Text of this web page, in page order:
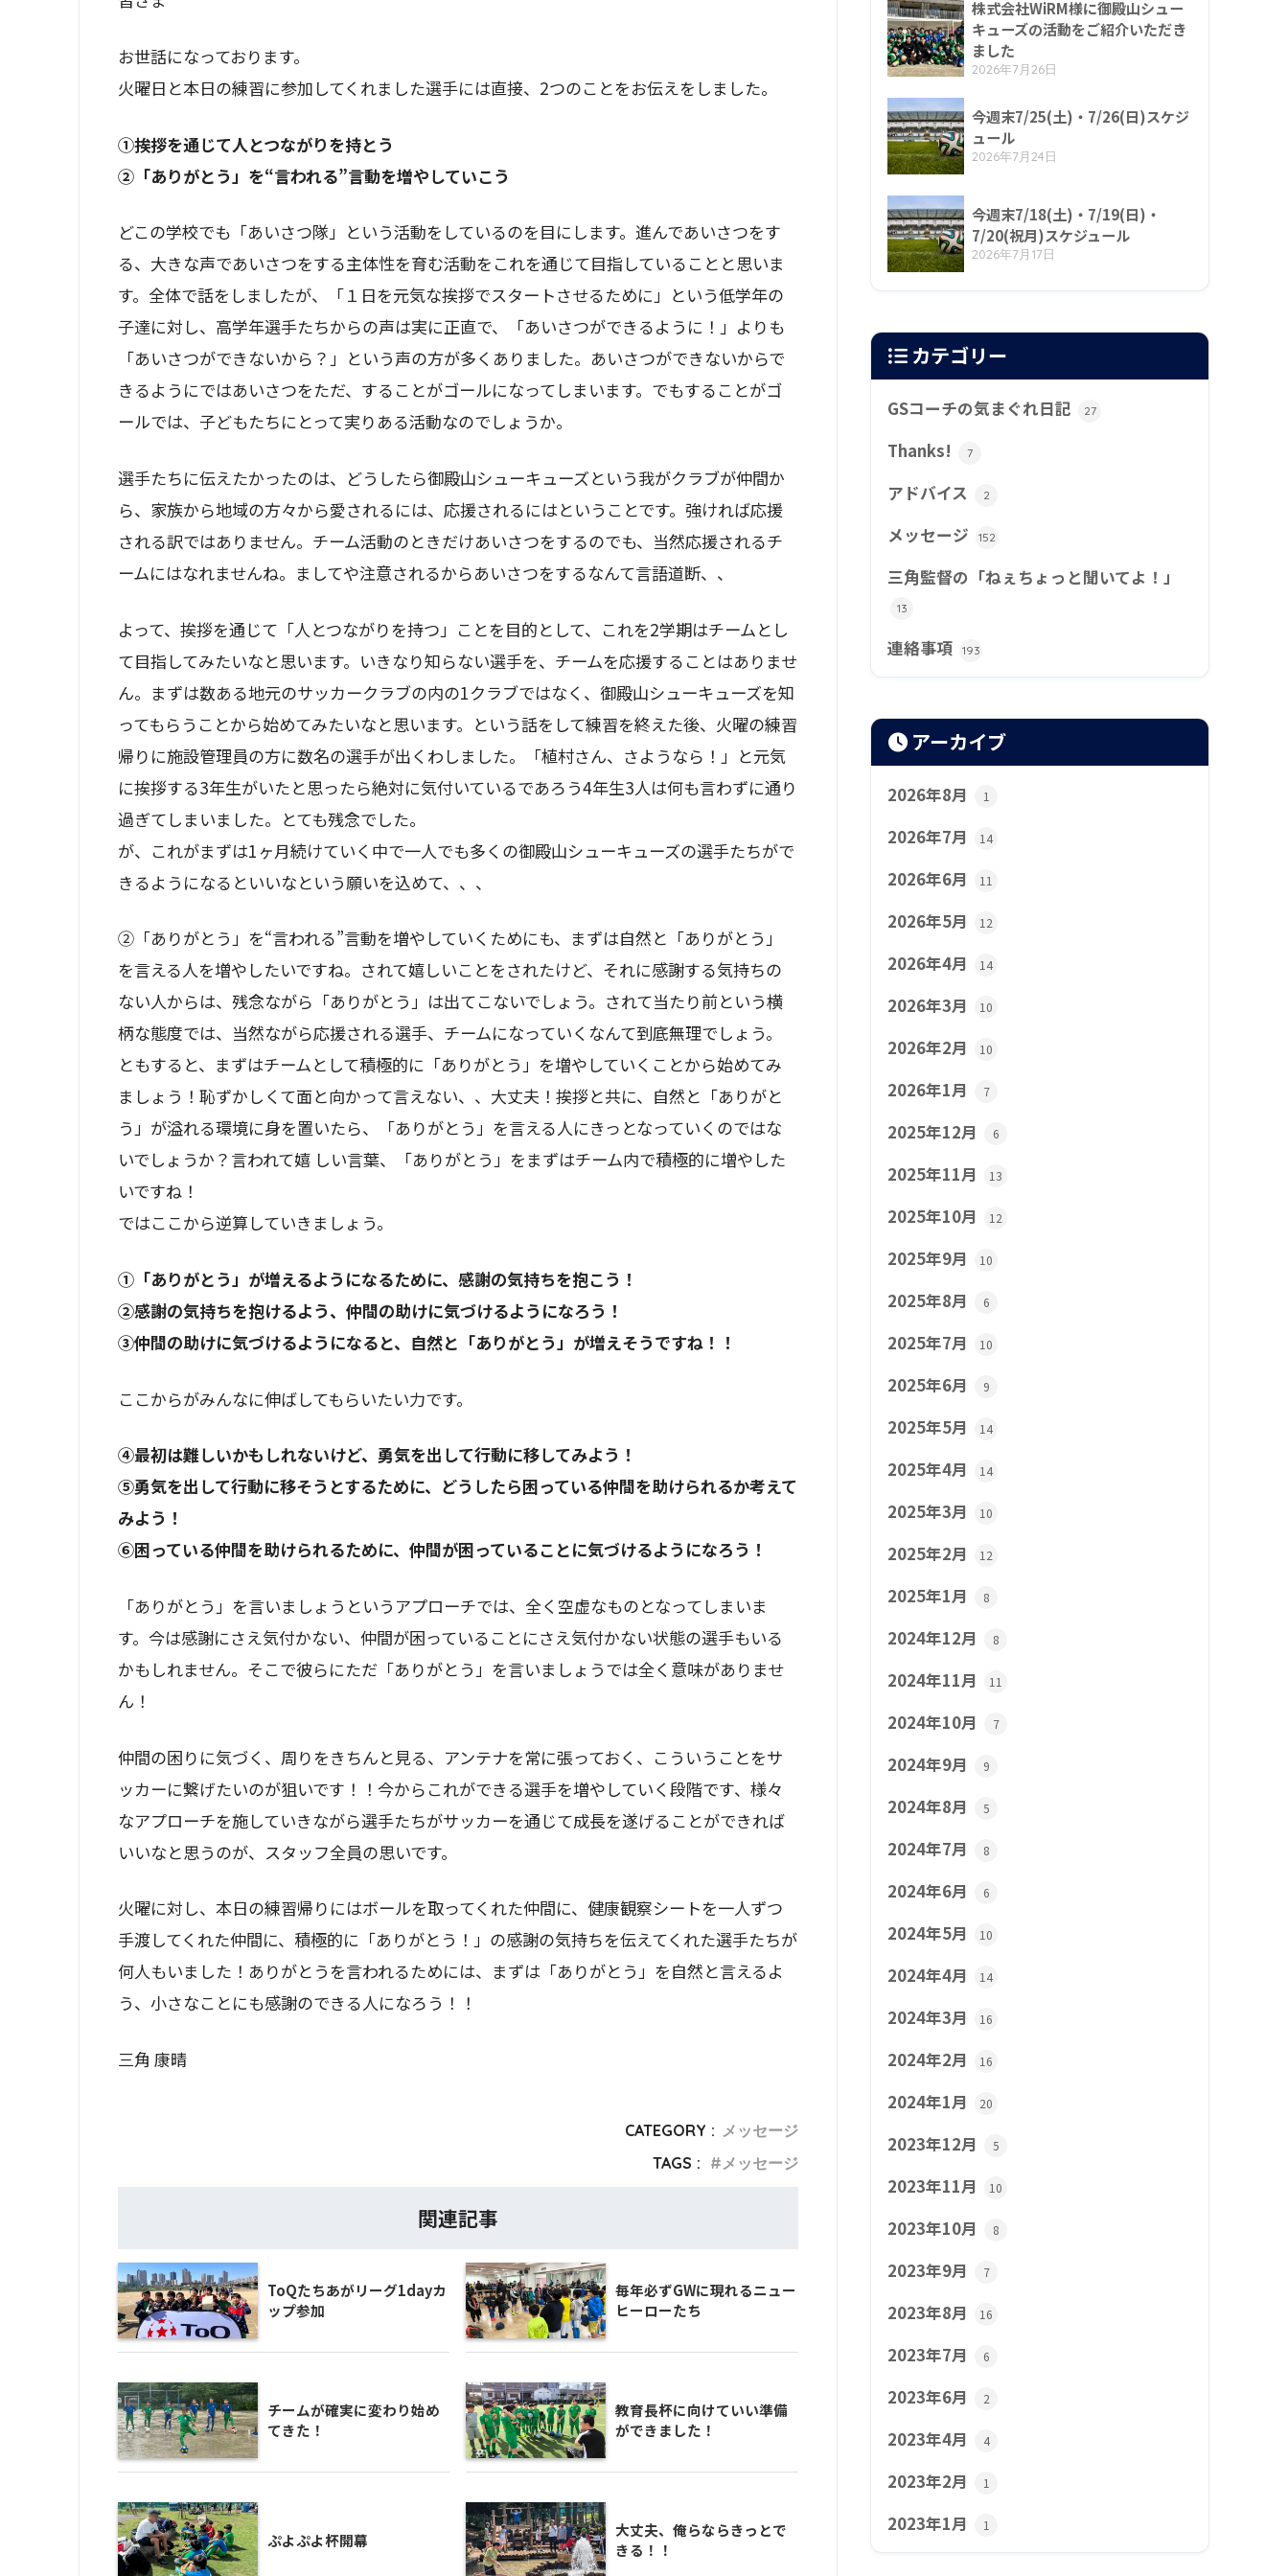
お世話になっております。
火曜日と本日の練習に参加してくれました選手には直接、2つのことをお伝えをしました。
①挨拶を通じて人とつながりを持とう
②「ありがとう」を“言われる”言動を増やしていこう
どこの学校でも「あいさつ隊」という活動をしているのを目にします。進んであいさつをす
る、大きな声であいさつをする主体性を育む活動をこれを通じて目指していることと思いま
す。全体で話をしましたが、「１日を元気な挨拶でスタートさせるために」という低学年の
子達に対し、高学年選手たちからの声は実に正直で、「あいさつができるように！」よりも
「あいさつができないから？」という声の方が多くありました。あいさつができないからで
きるようにではあいさつをただ、することがゴールになってしまいます。でもすることがゴ
ールでは、子どもたちにとって実りある活動なのでしょうか。
選手たちに伝えたかったのは、どうしたら御殿山シューキューズという我がクラブが仲間か
ら、家族から地域の方々から愛されるには、応援されるにはということです。強ければ応援
される訳ではありません。チーム活動のときだけあいさつをするのでも、当然応援されるチ
ームにはなれませんね。ましてや注意されるからあいさつをするなんて言語道断、、
よって、挨拶を通じて「人とつながりを持つ」ことを目的として、これを2学期はチームとし
て目指してみたいなと思います。いきなり知らない選手を、チームを応援することはありませ
ん。まずは数ある地元のサッカークラブの内の1クラブではなく、御殿山シューキューズを知
ってもらうことから始めてみたいなと思います。という話をして練習を終えた後、火曜の練習
帰りに施設管理員の方に数名の選手が出くわしました。「植村さん、さようなら！」と元気
に挨拶する3年生がいたと思ったら絶対に気付いているであろう4年生3人は何も言わずに通り
過ぎてしまいました。とても残念でした。
が、これがまずは1ヶ月続けていく中で一人でも多くの御殿山シューキューズの選手たちがで
きるようになるといいなという願いを込めて、、、
②「ありがとう」を“言われる”言動を増やしていくためにも、まずは自然と「ありがとう」
を言える人を増やしたいですね。されて嬉しいことをされたけど、それに感謝する気持ちの
ない人からは、残念ながら「ありがとう」は出てこないでしょう。されて当たり前という横
柄な態度では、当然ながら応援される選手、チームになっていくなんて到底無理でしょう。
ともすると、まずはチームとして積極的に「ありがとう」を増やしていくことから始めてみ
ましょう！恥ずかしくて面と向かって言えない、、大丈夫！挨拶と共に、自然と「ありがと
う」が溢れる環境に身を置いたら、「ありがとう」を言える人にきっとなっていくのではな
いでしょうか？言われて嬉 しい言葉、「ありがとう」をまずはチーム内で積極的に増やした
いですね！
ではここから逆算していきましょう。
①「ありがとう」が増えるようになるために、感謝の気持ちを抱こう！
②感謝の気持ちを抱けるよう、仲間の助けに気づけるようになろう！
③仲間の助けに気づけるようになると、自然と「ありがとう」が増えそうですね！！
ここからがみんなに伸ばしてもらいたい力です。
④最初は難しいかもしれないけど、勇気を出して行動に移してみよう！
⑤勇気を出して行動に移そうとするために、どうしたら困っている仲間を助けられるか考えて
みよう！
⑥困っている仲間を助けられるために、仲間が困っていることに気づけるようになろう！
「ありがとう」を言いましょうというアプローチでは、全く空虚なものとなってしまいま
す。今は感謝にさえ気付かない、仲間が困っていることにさえ気付かない状態の選手もいる
かもしれません。そこで彼らにただ「ありがとう」を言いましょうでは全く意味がありませ
ん！
仲間の困りに気づく、周りをきちんと見る、アンテナを常に張っておく、こういうことをサ
ッカーに繋げたいのが狙いです！！今からこれができる選手を増やしていく段階です、様々
なアプローチを施していきながら選手たちがサッカーを通じて成長を遂げることができれば
いいなと思うのが、スタッフ全員の思いです。
火曜に対し、本日の練習帰りにはボールを取ってくれた仲間に、健康観察シートを一人ずつ
手渡してくれた仲間に、積極的に「ありがとう！」の感謝の気持ちを伝えてくれた選手たちが
何人もいました！ありがとうを言われるためには、まずは「ありがとう」を自然と言えるよ
う、小さなことにも感謝のできる人になろう！！
三角 康晴
CATEGORY : メッセージ
TAGS :
メッセージ
関連記事
ToQたちあがリーグ1dayカ
ップ参加
毎年必ずGWに現れるニュー
ヒーローたち
チームが確実に変わり始め
てきた！
教育長杯に向けていい準備
ができました！
ぷよぷよ杯開幕
大丈夫、俺らならきっとで
きる！！
株式会社WiRM様に御殿山シュー
キューズの活動をご紹介いただき
ました
2026年7月26日
今週末7/25(土)・7/26(日)スケジ
ュール
2026年7月24日
今週末7/18(土)・7/19(日)・
7/20(祝月)スケジュール
2026年7月17日
カテゴリー
GSコーチの気まぐれ日記 27
Thanks! 7
アドバイス 2
メッセージ 152
三角監督の「ねぇちょっと聞いてよ！」
13
連絡事項 193
アーカイブ
2026年8月 1
2026年7月 14
2026年6月 11
2026年5月 12
2026年4月 14
2026年3月 10
2026年2月 10
2026年1月 7
2025年12月 6
2025年11月 13
2025年10月 12
2025年9月 10
2025年8月 6
2025年7月 10
2025年6月 9
2025年5月 14
2025年4月 14
2025年3月 10
2025年2月 12
2025年1月 8
2024年12月 8
2024年11月 11
2024年10月 7
2024年9月 9
2024年8月 5
2024年7月 8
2024年6月 6
2024年5月 10
2024年4月 14
2024年3月 16
2024年2月 16
2024年1月 20
2023年12月 5
2023年11月 10
2023年10月 8
2023年9月 7
2023年8月 16
2023年7月 6
2023年6月 2
2023年4月 4
2023年2月 1
2023年1月 1